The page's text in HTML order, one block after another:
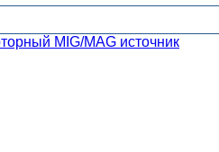
MIG/MAG источник